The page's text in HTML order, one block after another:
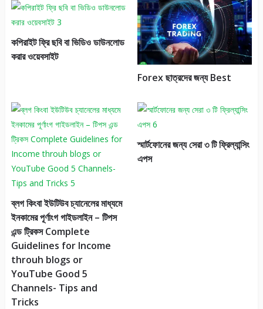
কপিরাইট ফ্রি ছবি বা ভিডিও ডাউনলোড
করার ওয়েবসাইট
Forex ছাত্রদের জন্য Best
ব্লগ কিংবা ইউটিউব চ্যানেলের মাধ্যমে
ইনকামের পূর্ণাংগ গাইডলাইন – টিপস
এন্ড ট্রিকস Complete
Guidelines for Income
throuh blogs or
YouTube Good 5
Channels- Tips and
Tricks
স্মার্টফোনের জন্য সেরা ৩ টি ফ্রিল্যান্সিং
এপস